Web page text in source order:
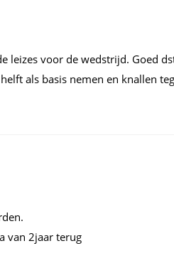
leizes voor de wedstrijd. Goed
als basis nemen en knallen
van 2jaar terug